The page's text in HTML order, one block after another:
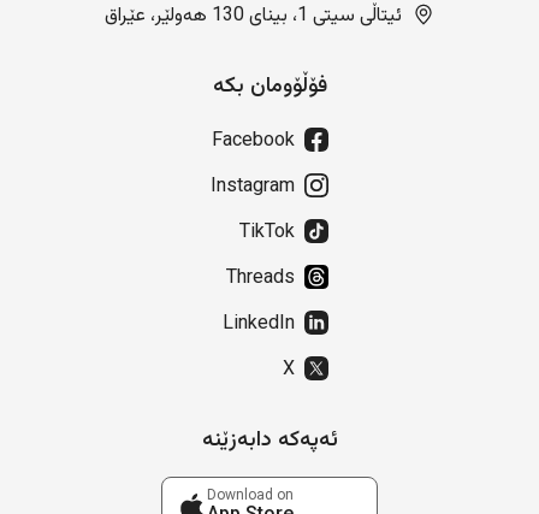
ئیتاڵی سیتی 1، بینای 130 هەولێر، عێراق
فۆڵۆومان بکە
Facebook
Instagram
TikTok
Threads
LinkedIn
X
ئەپەکە دابەزێنە
Download on